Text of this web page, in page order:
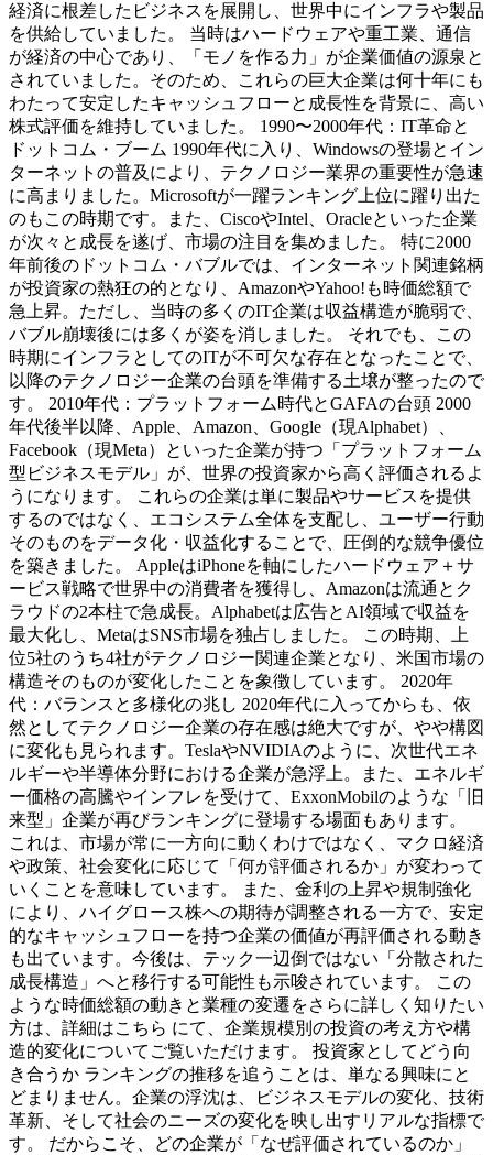
経済に根差したビジネスを展開し、世界中にインフラや製品
を供給していました。 当時はハードウェアや重工業、通信
が経済の中心であり、「モノを作る力」が企業価値の源泉と
されていました。そのため、これらの巨大企業は何十年にも
わたって安定したキャッシュフローと成長性を背景に、高い
株式評価を維持していました。 1990〜2000年代：IT革命と
ドットコム・ブーム 1990年代に入り、Windowsの登場とイン
ターネットの普及により、テクノロジー業界の重要性が急速
に高まりました。Microsoftが一躍ランキング上位に躍り出た
のもこの時期です。また、CiscoやIntel、Oracleといった企業
が次々と成長を遂げ、市場の注目を集めました。 特に2000
年前後のドットコム・バブルでは、インターネット関連銘柄
が投資家の熱狂の的となり、AmazonやYahoo!も時価総額で
急上昇。ただし、当時の多くのIT企業は収益構造が脆弱で、
バブル崩壊後には多くが姿を消しました。 それでも、この
時期にインフラとしてのITが不可欠な存在となったことで、
以降のテクノロジー企業の台頭を準備する土壌が整ったので
す。 2010年代：プラットフォーム時代とGAFAの台頭 2000
年代後半以降、Apple、Amazon、Google（現Alphabet）、
Facebook（現Meta）といった企業が持つ「プラットフォーム
型ビジネスモデル」が、世界の投資家から高く評価されるよ
うになります。 これらの企業は単に製品やサービスを提供
するのではなく、エコシステム全体を支配し、ユーザー行動
そのものをデータ化・収益化することで、圧倒的な競争優位
を築きました。 AppleはiPhoneを軸にしたハードウェア＋サ
ービス戦略で世界中の消費者を獲得し、Amazonは流通とク
ラウドの2本柱で急成長。Alphabetは広告とAI領域で収益を
最大化し、MetaはSNS市場を独占しました。 この時期、上
位5社のうち4社がテクノロジー関連企業となり、米国市場の
構造そのものが変化したことを象徴しています。 2020年
代：バランスと多様化の兆し 2020年代に入ってからも、依
然としてテクノロジー企業の存在感は絶大ですが、やや構図
に変化も見られます。TeslaやNVIDIAのように、次世代エネ
ルギーや半導体分野における企業が急浮上。また、エネルギ
ー価格の高騰やインフレを受けて、ExxonMobilのような「旧
来型」企業が再びランキングに登場する場面もあります。
これは、市場が常に一方向に動くわけではなく、マクロ経済
や政策、社会変化に応じて「何が評価されるか」が変わって
いくことを意味しています。 また、金利の上昇や規制強化
により、ハイグロース株への期待が調整される一方で、安定
的なキャッシュフローを持つ企業の価値が再評価される動き
も出ています。今後は、テック一辺倒ではない「分散された
成長構造」へと移行する可能性も示唆されています。 この
ような時価総額の動きと業種の変遷をさらに詳しく知りたい
方は、詳細はこちら にて、企業規模別の投資の考え方や構
造的変化についてご覧いただけます。 投資家としてどう向
き合うか ランキングの推移を追うことは、単なる興味にと
どまりません。企業の浮沈は、ビジネスモデルの変化、技術
革新、そして社会のニーズの変化を映し出すリアルな指標で
す。 だからこそ、どの企業が「なぜ評価されているのか」